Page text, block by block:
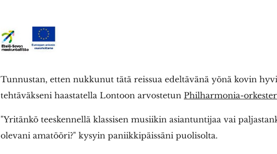
Tunnustan, etten nukkunut tätä reissua edeltävänä yönä kovin
tehtäväkseni haastatella Lontoon arvostetun Philharmonia-
"Yritänkö teeskennellä klassisen musiikin asiantuntijaa vai
olevani amatööri?" kysyin paniikkipäissäni puolisolta.